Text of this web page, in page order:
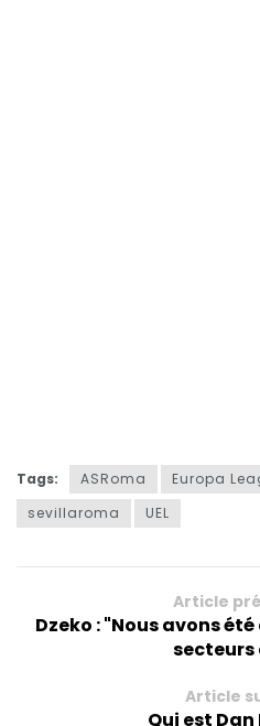
Tags: ASRoma Europa
sevillaroma
UEL
Article
Dzeko : "Nous avons
secteurs
Article
Qui est Dan